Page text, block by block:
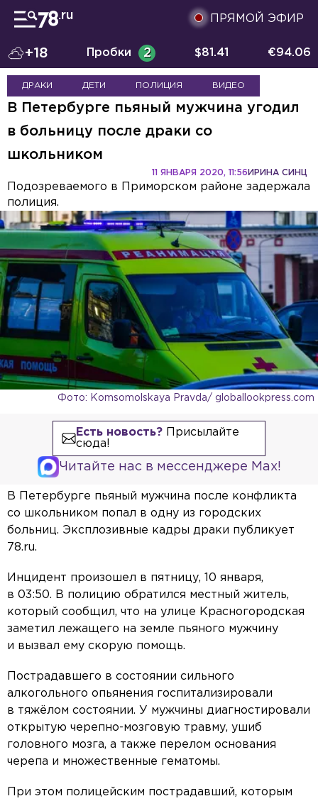
ПРЯМОЙ ЭФИР
+18 Пробки 2 $81.41 €94.06
ДРАКИ ДЕТИ ПОЛИЦИЯ ВИДЕО
В Петербурге пьяный мужчина угодил
в больницу после драки со
школьником
ИРИНА СИНЦ
11 ЯНВАРЯ 2020, 11:56
Подозреваемого в Приморском районе задержала
полиция.
Фото: Komsomolskaya Pravda/ globallookpress.com
Есть новость?Присылайте
сюда!
Читайте нас в мессенджере Max!
В Петербурге пьяный мужчина после конфликта
со школьником попал в одну из городских
больниц. Эксплозивные кадры драки публикует
78.ru.
Инцидент произошел в пятницу, 10 января,
в 03:50. В полицию обратился местный житель,
который сообщил, что на улице Красногородская
заметил лежащего на земле пьяного мужчину
и вызвал ему скорую помощь.
Пострадавшего в состоянии сильного
алкогольного опьянения госпитализировали
в тяжёлом состоянии. У мужчины диагностировали
открытую черепно-мозговую травму, ушиб
головного мозга, а также перелом основания
черепа и множественные гематомы.
При этом полицейским пострадавший, которым